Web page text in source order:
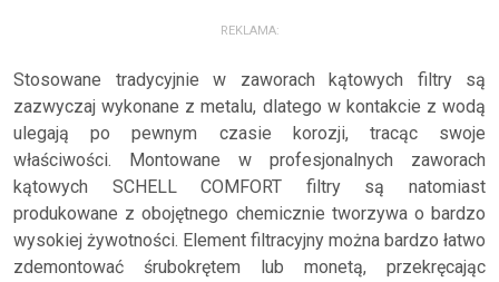
REKLAMA:
Stosowane tradycyjnie w zaworach kątowych filtry są
zazwyczaj wykonane z metalu, dlatego w kontakcie z wodą
ulegają po pewnym czasie korozji, tracąc swoje
właściwości. Montowane w profesjonalnych zaworach
kątowych SCHELL COMFORT filtry są natomiast
produkowane z obojętnego chemicznie tworzywa o bardzo
wysokiej żywotności. Element filtracyjny można bardzo łatwo
zdemontować śrubokrętem lub monetą, przekręcając